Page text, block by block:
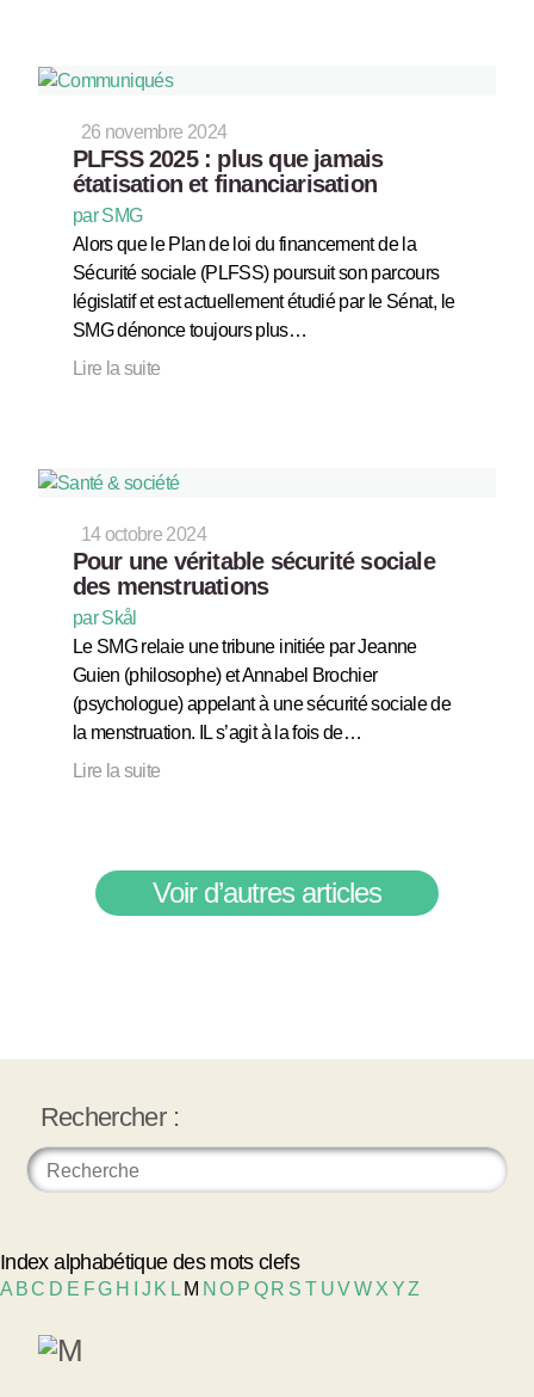
26 novembre 2024
PLFSS 2025 : plus que jamais
étatisation et financiarisation
par SMG
Alors que le Plan de loi du financement de la
Sécurité sociale (PLFSS) poursuit son parcours
législatif et est actuellement étudié par le Sénat, le
SMG dénonce toujours plus…
Lire la suite
14 octobre 2024
Pour une véritable sécurité sociale
des menstruations
par Skål
Le SMG relaie une tribune initiée par Jeanne
Guien (philosophe) et Annabel Brochier
(psychologue) appelant à une sécurité sociale de
la menstruation. IL s’agit à la fois de…
Lire la suite
Voir d’autres articles
Rechercher :
Index alphabétique des mots clefs
A BC D E FG H J K L M NO P Q R S T UVW X YZ